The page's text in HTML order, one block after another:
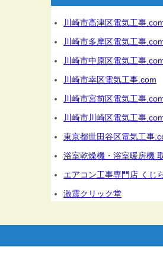
川崎市高津区電気工事
川崎市多摩区電気工事
川崎市中原区電気工事
川崎市幸区電気工事.com
川崎市宮前区電気工事
川崎市川崎区電気工事
東京都世田谷区電気工事
浴室乾燥機・浴室暖房機
エアコン工事専門店 くじ
激震クリック堂